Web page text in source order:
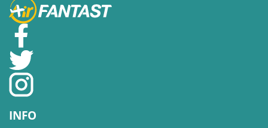
INFO